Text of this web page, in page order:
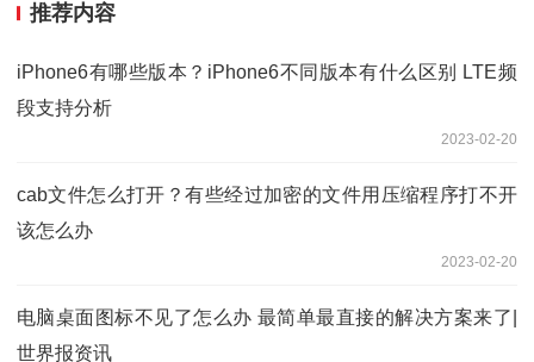
推荐内容
iPhone6有哪些版本？iPhone6不同版本有什么区别 LTE频
段支持分析
2023-02-20
cab文件怎么打开？有些经过加密的文件用压缩程序打不开
该怎么办
2023-02-20
电脑桌面图标不见了怎么办 最简单最直接的解决方案来了|
世界报资讯